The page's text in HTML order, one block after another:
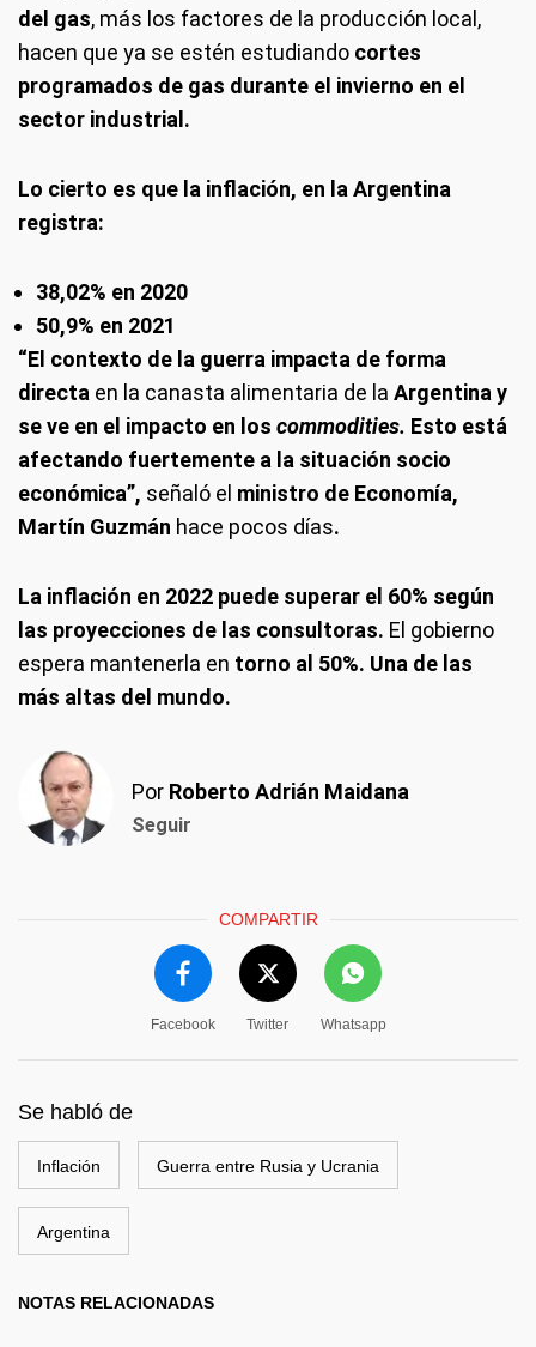
del gas, más los factores de la producción local,
hacen que ya se estén estudiando cortes
programados de gas durante el invierno en el
sector industrial.
Lo cierto es que la inflación, en la Argentina
registra:
38,02% en 2020
50,9% en 2021
“El contexto de la guerra impacta de forma
directa en la canasta alimentaria de la Argentina y
se ve en el impacto en los commodities. Esto está
afectando fuertemente a la situación socio
económica”, señaló el ministro de Economía,
Martín Guzmán hace pocos días.
La inflación en 2022 puede superar el 60% según
las proyecciones de las consultoras. El gobierno
espera mantenerla en torno al 50%. Una de las
más altas del mundo.
Por Roberto Adrián Maidana
Seguir
COMPARTIR
Facebook Twitter Whatsapp
Se habló de
Inflación Guerra entre Rusia y Ucrania
Argentina
NOTAS RELACIONADAS